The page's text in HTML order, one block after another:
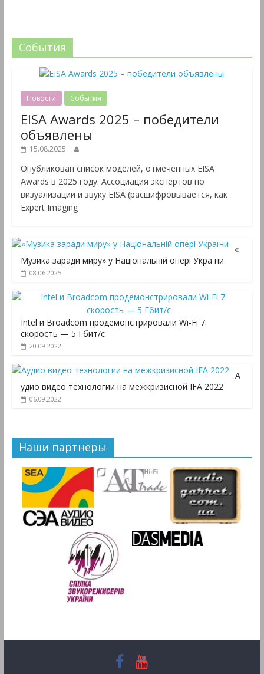
События
Новости События
EISA Awards 2025 – победители
объявлены
15.08.2025
Опубликован список моделей, отмеченных EISA
Awards в 2025 году. Ассоциация экспертов по
визуализации и звуку EISA (расшифровывается, как
Expert Imaging
«
Музика заради миру» у Національній опері України
08.06.2025
Intel и Broadcom продемонстрировали Wi-Fi 7:
скорость — 5 Гбит/с
20.09.2022
А
удио видео технологии на межкризисной IFA 2022
06.09.2022
Наши партнеры